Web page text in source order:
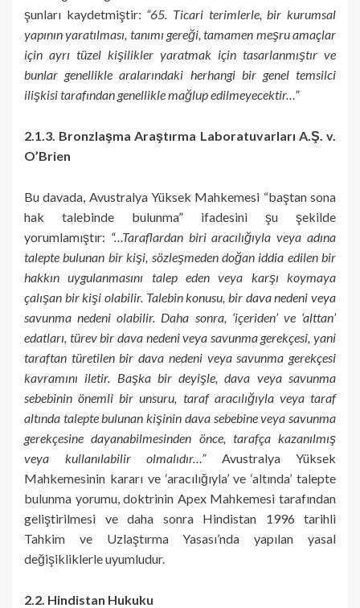
şunları kaydetmiştir: “65. Ticari terimlerle, bir kurumsal
yapının yaratılması, tanımı gereği, tamamen meşru amaçlar
için ayrı tüzel kişilikler yaratmak için tasarlanmıştır ve
bunlar genellikle aralarındaki herhangi bir genel temsilci
ilişkisi tarafından genellikle mağlup edilmeyecektir…”
2.1.3. Bronzlaşma Araştırma Laboratuvarları A.Ş. v.
O’Brien
Bu davada, Avustralya Yüksek Mahkemesi “baştan sona
hak talebinde bulunma” ifadesini şu şekilde
yorumlamıştır: “…Taraflardan biri aracılığıyla veya adına
talepte bulunan bir kişi, sözleşmeden doğan iddia edilen bir
hakkın uygulanmasını talep eden veya karşı koymaya
çalışan bir kişi olabilir. Talebin konusu, bir dava nedeni veya
savunma nedeni olabilir. Daha sonra, ‘içeriden’ ve ‘alttan’
edatları, türev bir dava nedeni veya savunma gerekçesi, yani
taraftan türetilen bir dava nedeni veya savunma gerekçesi
kavramını iletir. Başka bir deyişle, dava veya savunma
sebebinin önemli bir unsuru, taraf aracılığıyla veya taraf
altında talepte bulunan kişinin dava sebebine veya savunma
gerekçesine dayanabilmesinden önce, tarafça kazanılmış
veya kullanılabilir olmalıdır…”Avustralya Yüksek
Mahkemesinin kararı ve ‘aracılığıyla’ ve ‘altında’ talepte
bulunma yorumu, doktrinin Apex Mahkemesi tarafından
geliştirilmesi ve daha sonra Hindistan 1996 tarihli
Tahkim ve Uzlaştırma Yasası’nda yapılan yasal
değişikliklerle uyumludur.
2.2. Hindistan Hukuku